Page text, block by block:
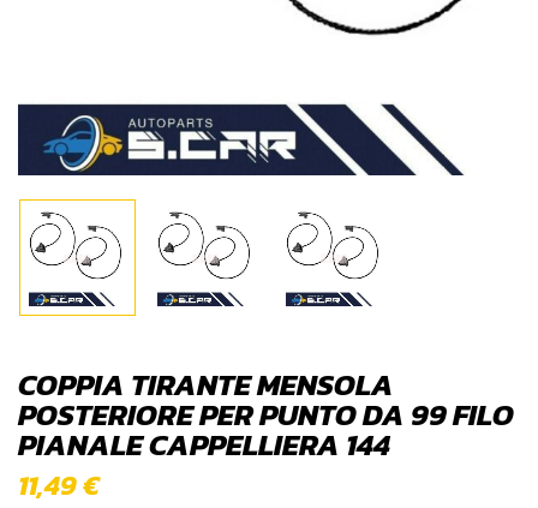
COPPIA TIRANTE MENSOLA
POSTERIORE PER PUNTO DA 99 FILO
PIANALE CAPPELLIERA 144
11,49€